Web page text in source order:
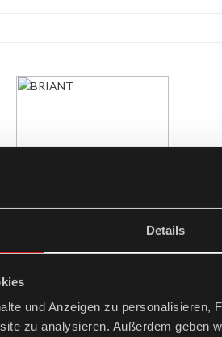
Details
und Anzeigen zu personalisieren,
zu analysieren. Außerdem geben